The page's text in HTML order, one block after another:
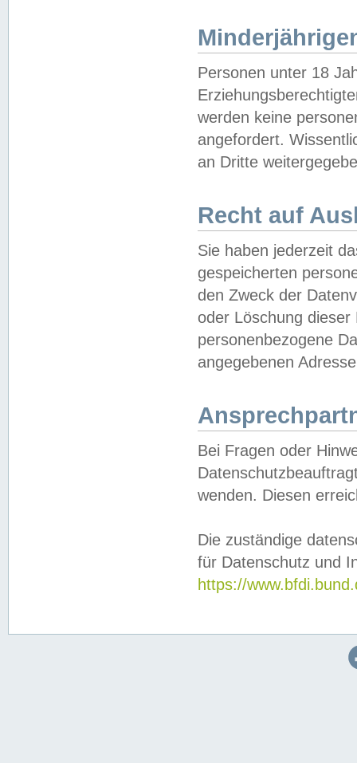
Personen unter 18
werden keine
angefordert.
an Dritte
Recht auf
Sie haben jederzeit
gespeicherten
den Zweck der
oder Löschung
personenbezogene
angegebenen
Bei Fragen oder
wenden. Diesen
Die zuständige
für Datenschutz und
https://